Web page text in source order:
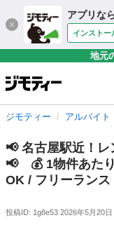
アプリな
インストー
地元
ジモティー アルバイト
📢 名古屋駅近！
📢 💰 1物件あた
OK / フリーラン
投稿ID: 1g8e53 2026年5月20日